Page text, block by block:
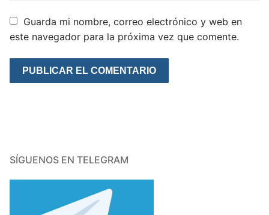
Guarda mi nombre, correo electrónico y web en
este navegador para la próxima vez que comente.
SÍGUENOS EN TELEGRAM